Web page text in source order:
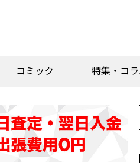
コミック 特集・コ